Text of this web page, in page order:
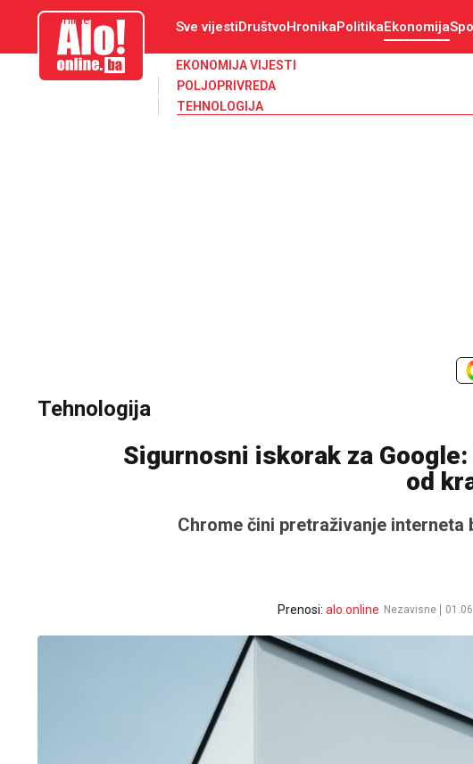
aloonline.ba Sve vijestiDruštvoHronikaPolitikaEkonomija
EKONOMIJA VIJESTI
POLJOPRIVREDA
TEHNOLOGIJA
Tehnologija
Sigurnosni iskorak za
od
Chrome čini pretraživanje
Prenosi: alo.online Nezavisne